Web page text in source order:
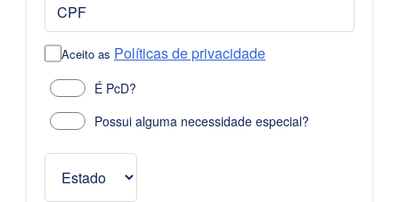
CPF
Aceito as Políticas de privacidade
É PcD?
Possui alguma necessidade especial?